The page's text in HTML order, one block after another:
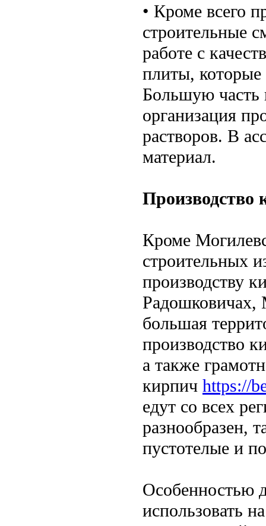
• Кроме всего
строительные
работе с
плиты, которые
Большую часть
организация
растворов. В
материал.
Производство
Кроме
строительных
производству
Радошковичах,
большая
производство
а также
кирпич https://
едут со всех
разнообразен,
пустотелые и
Особенностью
использовать